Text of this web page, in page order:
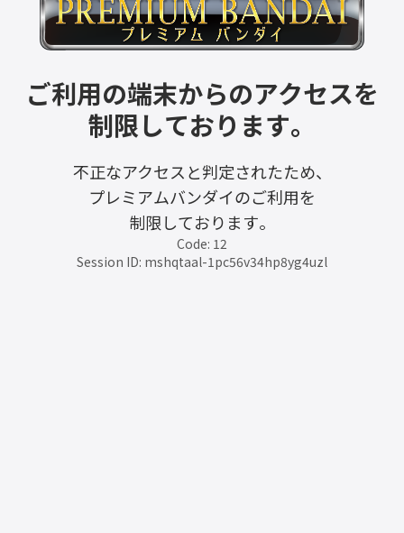
ご利用の端末からのアクセスを
制限しております。
不正なアクセスと判定されたため、
プレミアムバンダイのご利用を
制限しております。
Code: 12
Session ID: mshqtaal-1pc56v34hp8yg4uzl